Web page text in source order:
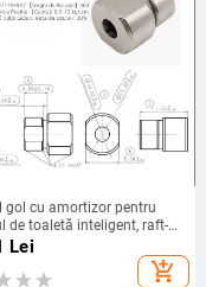
gol cu amortizor pentru
de toaletă inteligent, raft-
copii și aparat de
Lei
add_shopping_cart